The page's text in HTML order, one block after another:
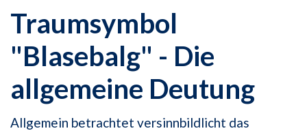
Traumsymbol
"Blasebalg" - Die
allgemeine Deutung
Allgemein betrachtet versinnbildlicht das